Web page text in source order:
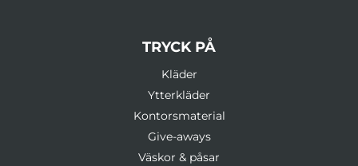
TRYCK PÅ
Kläder
Ytterkläder
Kontorsmaterial
Give-aways
Väskor & påsar